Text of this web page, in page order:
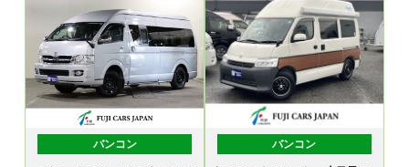
バンコン バンコン